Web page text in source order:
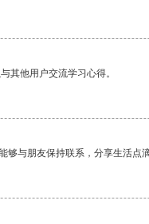
其他用户交流学习心得。
与朋友保持联系，分享生活点滴